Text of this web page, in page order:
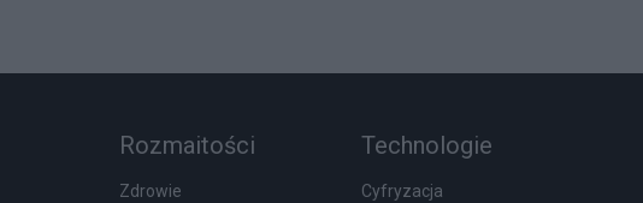
Rozmaitości
Zdrowie
Technologie
Cyfryzacja